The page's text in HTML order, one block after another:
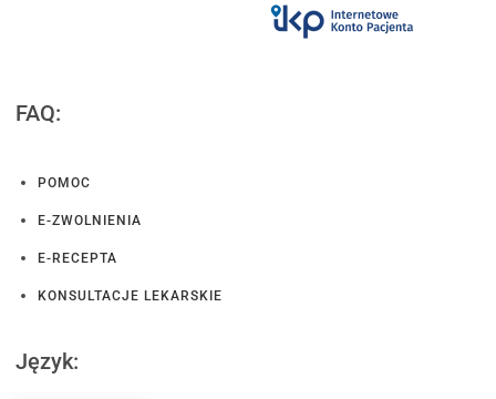
FAQ:
POMOC
E-ZWOLNIENIA
E-RECEPTA
KONSULTACJE LEKARSKIE
Język: